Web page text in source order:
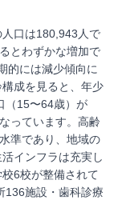
口は180,943人で
とわずかな増加で
的には減少傾向に
成を見ると、年少
（15〜64歳）が
っています。高齢
準であり、地域の
インフラは充実し
6校が整備されて
136施設・歯科診療